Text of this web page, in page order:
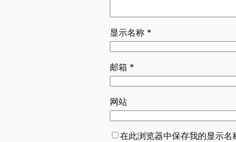
显示名称 *
邮箱 *
网站
在此浏览器中保存我的显示名